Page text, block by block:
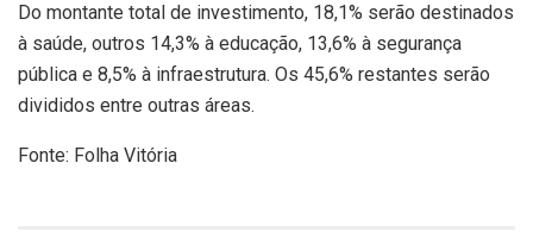
Do montante total de investimento, 18,1% serão destinados
à saúde, outros 14,3% à educação, 13,6% à segurança
pública e 8,5% à infraestrutura. Os 45,6% restantes serão
divididos entre outras áreas.
Fonte: Folha Vitória